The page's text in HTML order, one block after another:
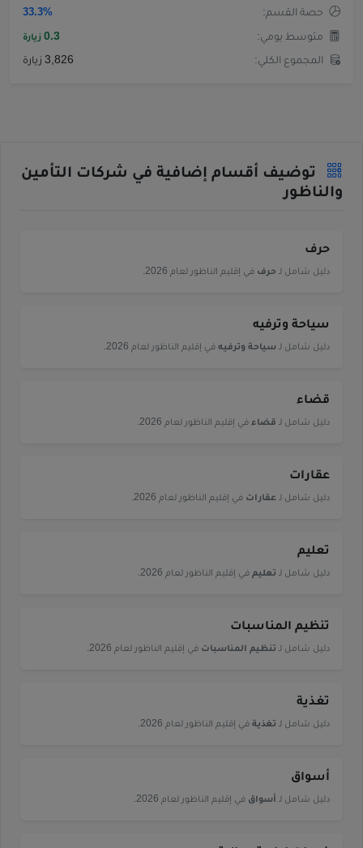
حصة القسم: 33.3%
متوسط يومي: 0.3 زيارة
المجموع الكلي: 3,826 زيارة
توضيف أقسام إضافية في شركات التأمين
والناظور
حرف
دليل شامل لـ حرف في إقليم الناظور لعام 2026.
سياحة وترفيه
دليل شامل لـ سياحة وترفيه في إقليم الناظور لعام 2026.
قضاء
دليل شامل لـ قضاء في إقليم الناظور لعام 2026.
عقارات
دليل شامل لـ عقارات في إقليم الناظور لعام 2026.
تعليم
دليل شامل لـ تعليم في إقليم الناظور لعام 2026.
تنظيم المناسبات
دليل شامل لـ تنظيم المناسبات في إقليم الناظور لعام 2026.
تغذية
دليل شامل لـ تغذية في إقليم الناظور لعام 2026.
أسواق
دليل شامل لـ أسواق في إقليم الناظور لعام 2026.